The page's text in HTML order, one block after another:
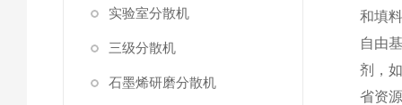
实验室分散机
三级分散机
石墨烯研磨分散机
和填
自由
剂，
省资